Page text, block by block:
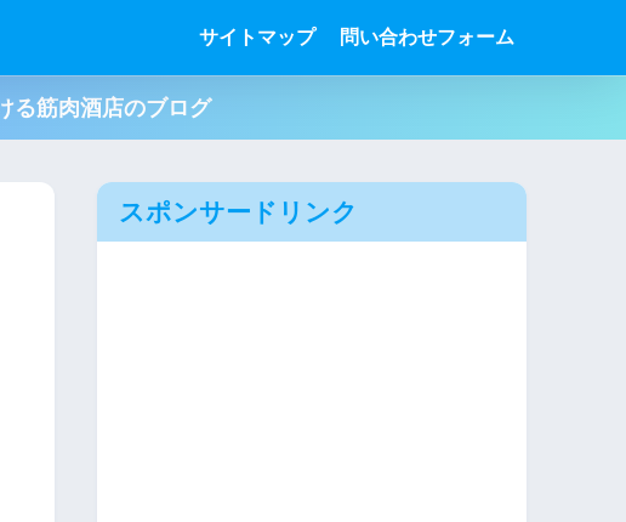
サイトマップ 問い合わせフォーム
る筋肉酒店のブログ
スポンサードリンク